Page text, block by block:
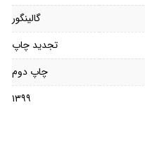
گالینگور
تجدید چاپ
چاپ دوم
۱۳۹۹